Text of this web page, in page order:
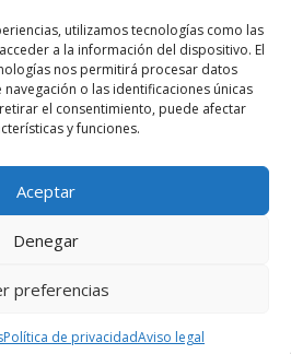
utilizamos tecnologías como las
a la información del dispositivo. El
nos permitirá procesar datos
o las identificaciones únicas
el consentimiento, puede afectar
y funciones.
Aceptar
Denegar
preferencias
Política de privacidadAviso legal
SolucionetyCibernatural